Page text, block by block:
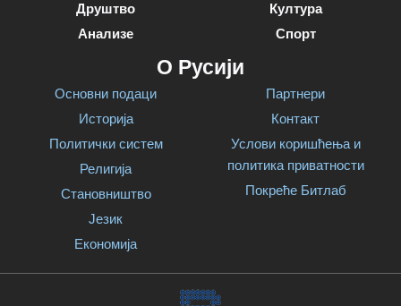
Друштво
Анализе
Култура
Спорт
О Русији
Основни подаци
Историја
Политички систем
Религија
Становништво
Језик
Економија
Партнери
Контакт
Услови коришћења и
политика приватности
Покреће Битлаб